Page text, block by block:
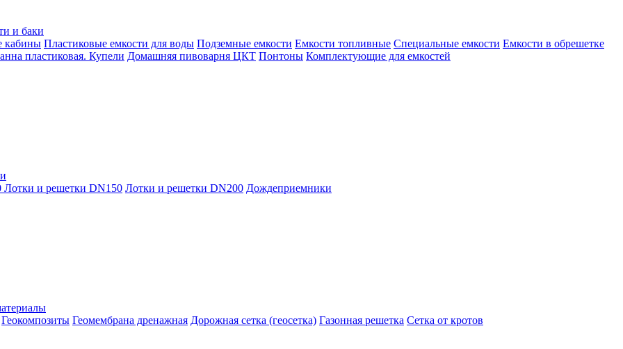
и баки
кабины Пластиковые емкости для воды Подземные емкости Емкости топливные Специальные емкости Емкости в обрешетке
пластиковая. Купели Домашняя пивоварня ЦКТ Понтоны Комплектующие для емкостей
Лотки и решетки DN150 Лотки и решетки DN200 Дождеприемники
Геокомпозиты Геомембрана дренажная Дорожная сетка (геосетка) Газонная решетка Сетка от кротов